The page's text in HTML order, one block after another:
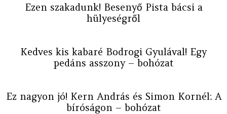
Ezen szakadunk! Besenyő Pista bácsi a
hülyeségről
Kedves kis kabaré Bodrogi Gyulával! Egy
pedáns asszony – bohózat
Ez nagyon jó! Kern András és Simon Kornél: A
bíróságon – bohózat